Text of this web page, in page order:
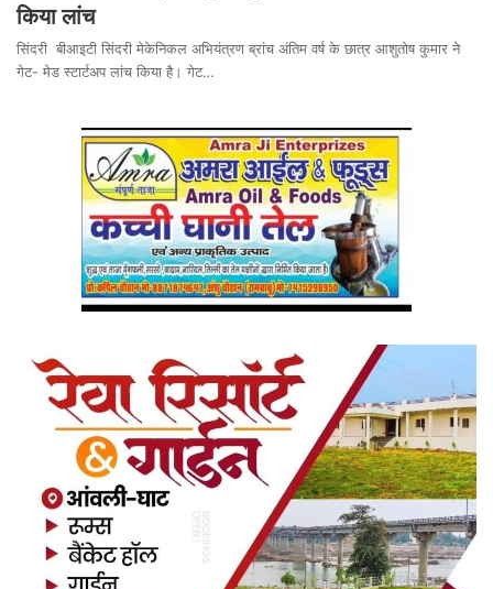
किया लांच
सिंदरी बीआइटी सिंदरी मेकेनिकल अभियंत्रण ब्रांच अंतिम वर्ष के छात्र आशुतोष कुमार ने
गेट- मेड स्टार्टअप लांच किया है। गेट…